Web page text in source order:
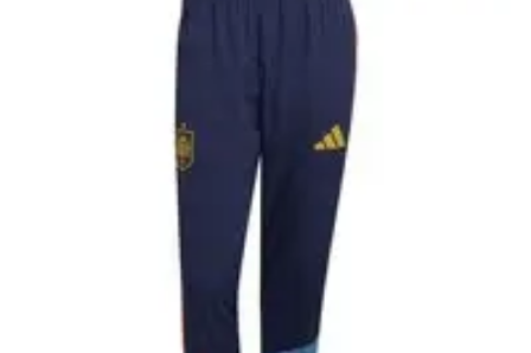
Consejos de Aprendizaje
Cursos Intensivos
Cursos en Español